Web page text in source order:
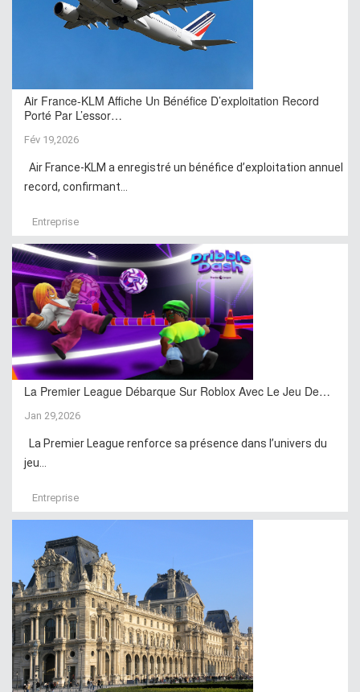
Air France-KLM Affiche Un Bénéfice D’exploitation Record
Porté Par L’essor…
Fév 19,2026
Air France-KLM a enregistré un bénéfice d’exploitation annuel
record, confirmant...
Entreprise
La Premier League Débarque Sur Roblox Avec Le Jeu De…
Jan 29,2026
La Premier League renforce sa présence dans l’univers du
jeu...
Entreprise